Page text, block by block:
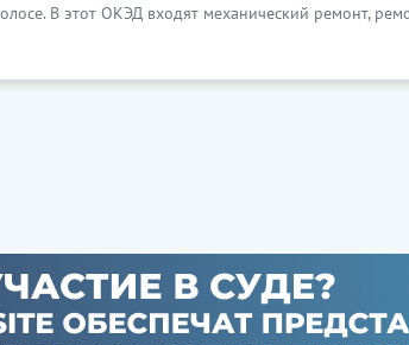
В этот ОКЭД входят механический ремонт,